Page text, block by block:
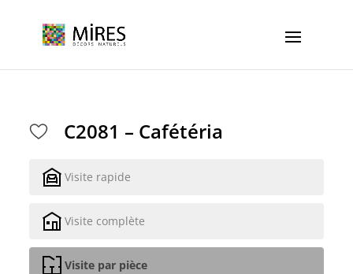
C2081 – Cafétéria
Visite rapide
Visite complète
Visite par pièce